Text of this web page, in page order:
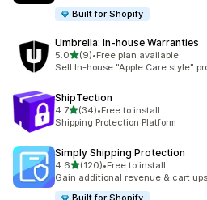
Built for Shopify
Umbrella: In‑house Warranties
5.0별 5개 중
(9)
총 리뷰 9개
•Free plan available
Sell In-house "Apple Care style"
ShipTection
4.7별 5개 중
(34)
총 리뷰 34개
•Free to install
Shipping Protection Platform
Simply Shipping Protection
4.6별 5개 중
(120)
총 리뷰 120개
•Free to install
Gain additional revenue & cart